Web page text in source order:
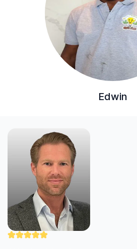
Edwin
"Nick werkt zorgvuldig en